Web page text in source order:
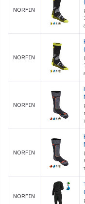
NORFIN
NORFIN
NORFIN
NORFIN
NORFIN